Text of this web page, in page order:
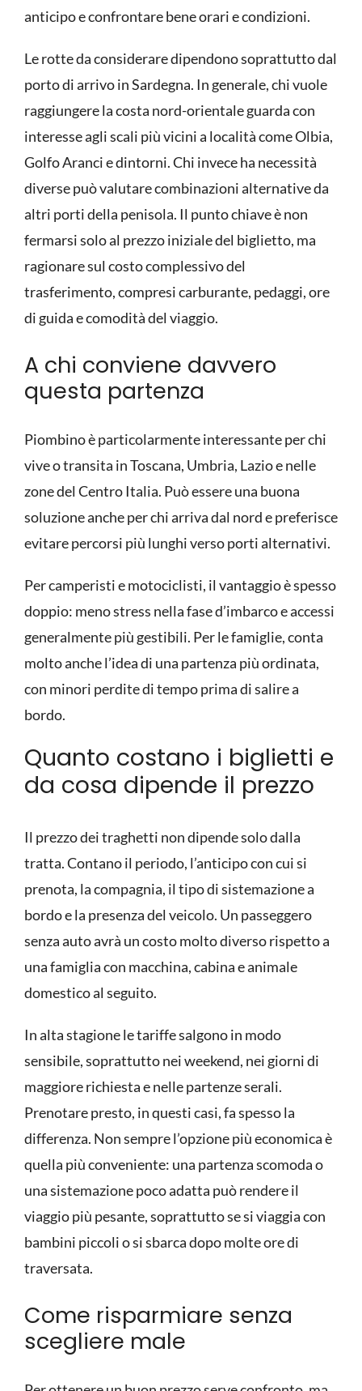
anticipo e confrontare bene orari e condizioni.
Le rotte da considerare dipendono soprattutto dal
porto di arrivo in Sardegna. In generale, chi vuole
raggiungere la costa nord-orientale guarda con
interesse agli scali più vicini a località come Olbia,
Golfo Aranci e dintorni. Chi invece ha necessità
diverse può valutare combinazioni alternative da
altri porti della penisola. Il punto chiave è non
fermarsi solo al prezzo iniziale del biglietto, ma
ragionare sul costo complessivo del
trasferimento, compresi carburante, pedaggi, ore
di guida e comodità del viaggio.
A chi conviene davvero
questa partenza
Piombino è particolarmente interessante per chi
vive o transita in Toscana, Umbria, Lazio e nelle
zone del Centro Italia. Può essere una buona
soluzione anche per chi arriva dal nord e preferisce
evitare percorsi più lunghi verso porti alternativi.
Per camperisti e motociclisti, il vantaggio è spesso
doppio: meno stress nella fase d’imbarco e accessi
generalmente più gestibili. Per le famiglie, conta
molto anche l’idea di una partenza più ordinata,
con minori perdite di tempo prima di salire a
bordo.
Quanto costano i biglietti e
da cosa dipende il prezzo
Il prezzo dei traghetti non dipende solo dalla
tratta. Contano il periodo, l’anticipo con cui si
prenota, la compagnia, il tipo di sistemazione a
bordo e la presenza del veicolo. Un passeggero
senza auto avrà un costo molto diverso rispetto a
una famiglia con macchina, cabina e animale
domestico al seguito.
In alta stagione le tariffe salgono in modo
sensibile, soprattutto nei weekend, nei giorni di
maggiore richiesta e nelle partenze serali.
Prenotare presto, in questi casi, fa spesso la
differenza. Non sempre l’opzione più economica è
quella più conveniente: una partenza scomoda o
una sistemazione poco adatta può rendere il
viaggio più pesante, soprattutto se si viaggia con
bambini piccoli o si sbarca dopo molte ore di
traversata.
Come risparmiare senza
scegliere male